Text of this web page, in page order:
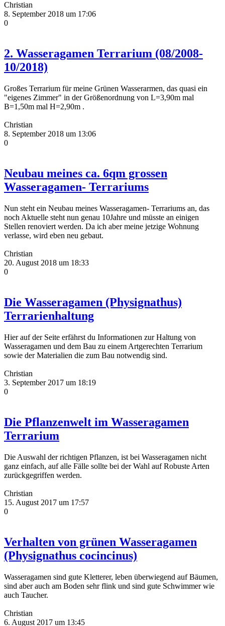
Christian
8. September 2018 um 17:06
0
2. Wasseragamen Terrarium (08/2008-
10/2018)
Großes Terrarium für meine Grünen Wasserarmen, das quasi ein
"eigenes Zimmer" in der Größenordnung von L=3,90m mal
B=1,50m mal H=2,90m .
Christian
8. September 2018 um 13:06
0
Neubau meines ca. 6qm grossen
Wasseragamen- Terrariums
Nun steht ein Neubau meines Wasseragamen- Terrariums an, das
noch Aktuelle steht nun genau 10Jahre und müsste an einigen
Stellen renoviert werden. Da ich aber meine jetzige Wohnung
verlasse, wird eben neu gebaut.
Christian
20. August 2018 um 18:33
0
Die Wasseragamen (Physignathus)
Terrarienhaltung
Hier auf der Seite erfährst du Informationen zur Haltung von
Wasseragamen und dem Bau zu einem Artgerechten Terrarium
sowie der Materialien die zum Bau notwendig sind.
Christian
3. September 2017 um 18:19
0
Die Pflanzenwelt im Wasseragamen
Terrarium
Die Auswahl der richtigen Pflanzen, ist bei Wasseragamen nicht
ganz einfach, auf alle Fälle sollte bei der Wahl auf Robuste Arten
zurückgegriffen werden.
Christian
15. August 2017 um 17:57
0
Verhalten von grünen Wasseragamen
(Physignathus cocincinus)
Wasseragamen sind gute Kletterer, leben überwiegend auf Bäumen,
sind aber auch am Boden sehr flink und sind gute Schwimmer wie
auch Taucher.
Christian
6. August 2017 um 13:45